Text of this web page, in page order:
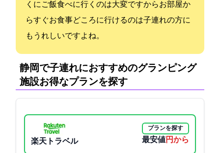
くにご飯食べに行くのは大変ですからお部屋か
らすぐお食事どころに行けるのは子連れの方に
もうれしいですよね。
静岡で子連れにおすすめのグランピング
施設:お得なプランを探す
楽天トラベル
プランを探す
最安値13600円から